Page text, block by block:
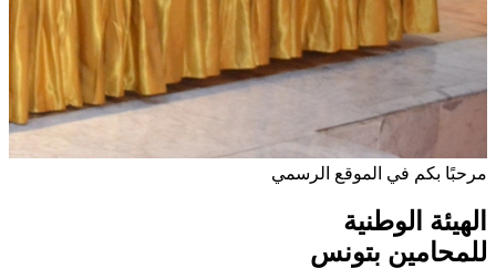
مرحبًا بكم في الموقع الرسمي
الهيئة الوطنية
للمحامين بتونس